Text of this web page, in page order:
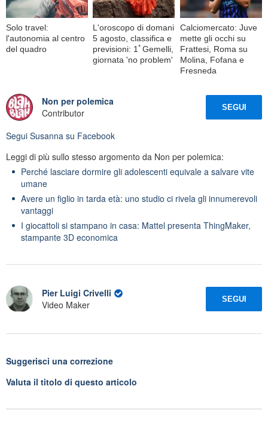
Solo travel:
l'autonomia al centro
del quadro
L'oroscopo di domani
5 agosto, classifica e
previsioni: 1ﾟGemelli,
giornata 'no problem'
Calciomercato: Juve
mette gli occhi su
Frattesi, Roma su
Molina, Fofana e
Fresneda
Non per polemica
Contributor
SEGUI
Segui Susanna su Facebook
Leggi di più sullo stesso argomento da Non per polemica:
Perché lasciare dormire gli adolescenti equivale a salvare vite
umane
Avere un figlio in tarda età: uno studio ci rivela gli innumerevoli
vantaggi
I giocattoli si stampano in casa: Mattel presenta ThingMaker,
stampante 3D economica
Pier Luigi Crivelli
Video Maker
SEGUI
Suggerisci una correzione
Valuta il titolo di questo articolo